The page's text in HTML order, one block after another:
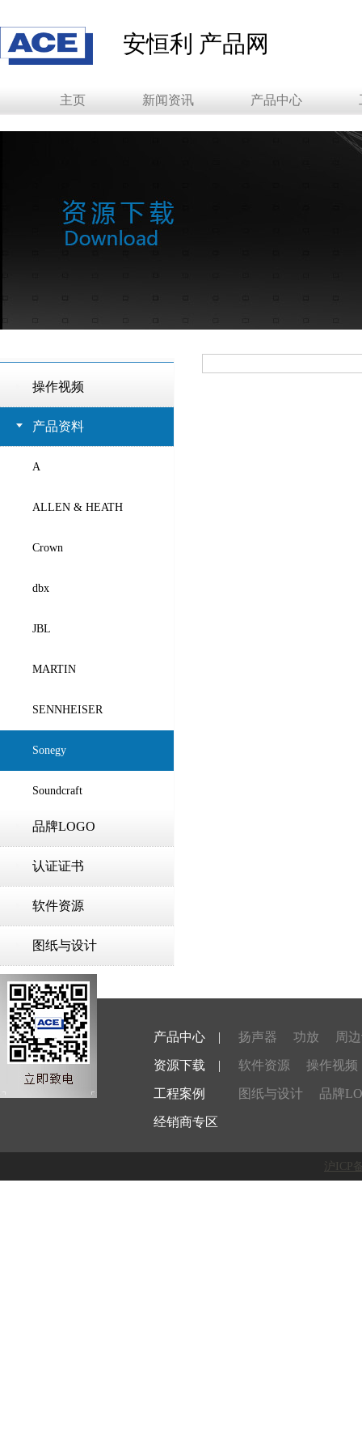
安恒利 产品网
主页 新闻资讯 产品中心
操作视频
产品资料
A
ALLEN & HEATH
Crown
dbx
JBL
MARTIN
SENNHEISER
Sonegy
Soundcraft
品牌LOGO
认证证书
软件资源
图纸与设计
产品中心 |
资源下载 |
工程案例
经销商专区
扬声器 功放 周
软件资源 操作视频
图纸与设计 品牌
沪ICP